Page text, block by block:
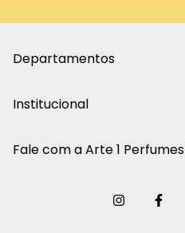
Departamentos
Institucional
Fale com a Arte 1 Perfumes